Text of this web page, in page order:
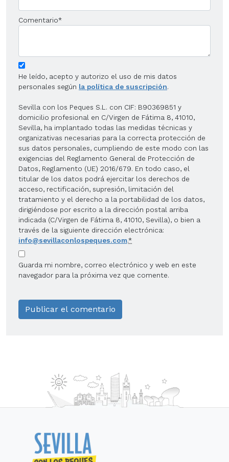
Comentario*
He leído, acepto y autorizo el uso de mis datos
personales según la política de suscripción.
Sevilla con los Peques S.L. con CIF: B90369851 y
domicilio profesional en C/Virgen de Fátima 8, 41010,
Sevilla, ha implantado todas las medidas técnicas y
organizativas necesarias para la correcta protección de
sus datos personales, cumpliendo de este modo con las
exigencias del Reglamento General de Protección de
Datos, Reglamento (UE) 2016/679. En todo caso, el
titular de los datos podrá ejercitar los derechos de
acceso, rectificación, supresión, limitación del
tratamiento y el derecho a la portabilidad de los datos,
dirigiéndose por escrito a la dirección postal arriba
indicada (C/Virgen de Fátima 8, 41010, Sevilla), o bien a
través de la siguiente dirección electrónica:
info@sevillaconlospeques.com.*
Guarda mi nombre, correo electrónico y web en este
navegador para la próxima vez que comente.